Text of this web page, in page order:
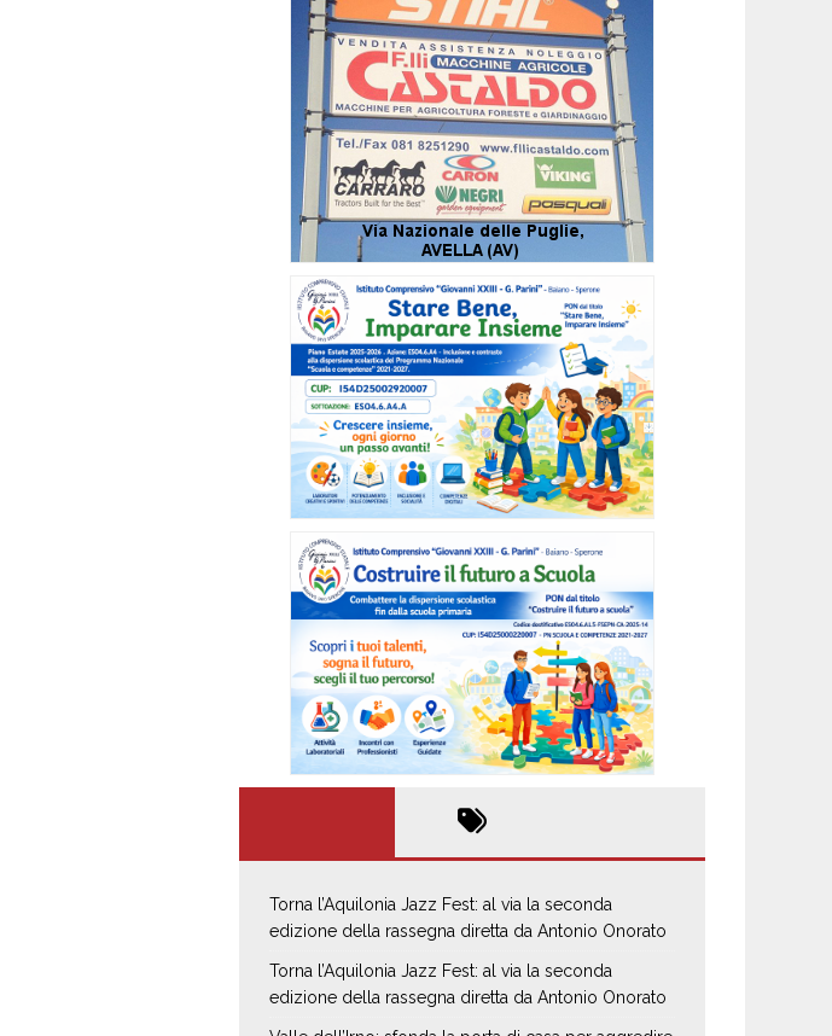
Torna l’Aquilonia Jazz Fest: al via la seconda
edizione della rassegna diretta da Antonio Onorato
Torna l’Aquilonia Jazz Fest: al via la seconda
edizione della rassegna diretta da Antonio Onorato